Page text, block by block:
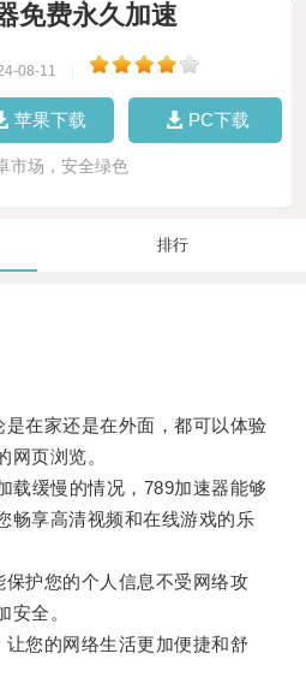
免费永久加速
08-11
苹果下载 PC下载
市场，安全绿色
排行
在家还是在外面，都可以体验
网页浏览。
缓慢的情况，789加速器能够
畅享高清视频和在线游戏的乐
护您的个人信息不受网络攻
安全。
您的网络生活更加便捷和舒